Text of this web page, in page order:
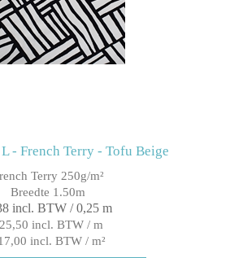
- French Terry - Tofu Beige
Terry 250g/m²
Breedte 1.50m
incl. BTW / 0,25 m
incl. BTW / m
incl. BTW / m²